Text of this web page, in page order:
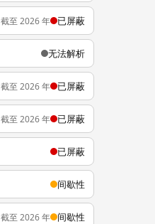
截至 2026 年 已屏蔽
无法解析
截至 2026 年 已屏蔽
截至 2026 年 已屏蔽
已屏蔽
间歇性
截至 2026 年 间歇性